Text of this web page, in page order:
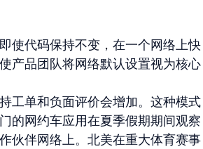
使代码保持不变，在一个网络上快
产品团队将网络默认设置视为核心
工单和负面评价会增加。这种模式
的网约车应用在夏季假期期间观察
伙伴网络上。北美在重大体育赛事